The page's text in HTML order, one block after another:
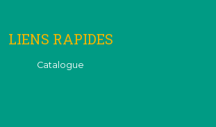
LIENS RAPIDES
Catalogue